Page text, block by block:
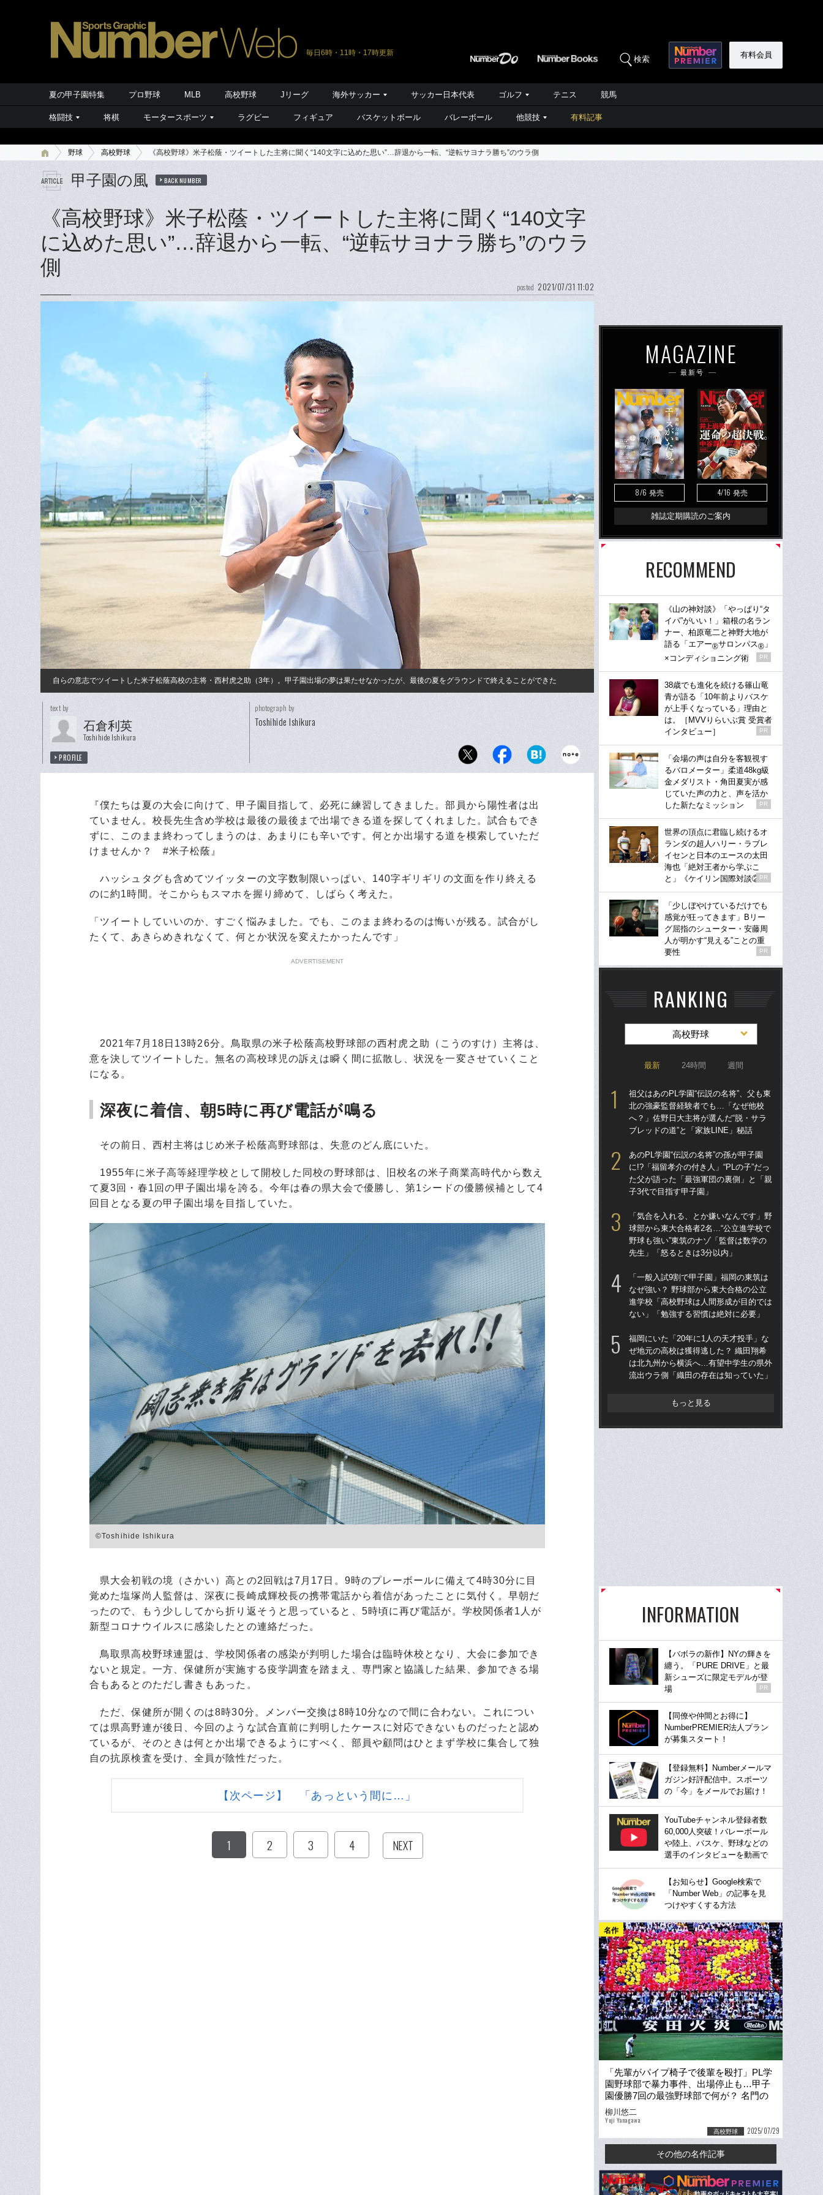
毎日6時・11時・17時更新
検索 有料会員
夏の甲子園特集 プロ野球 MLB 高校野球 Jリーグ 海外サッカー サッカー日本代表 ゴルフ テニス 競馬
格闘技 将棋 モータースポーツ ラグビー フィギュア バスケットボール バレーボール 他競技 有料記事
野球 高校野球 《高校野球》米子松蔭・ツイートした主将に聞く“140文字に込めた思い”…辞退から一転、“逆転サヨナラ勝ち”のウラ側
甲子園の風 BACK NUMBER
《高校野球》米子松蔭・ツイートした主将に聞く“140文字
に込めた思い”…辞退から一転、“逆転サヨナラ勝ち”のウラ
側
posted 2021/07/31 11:02
自らの意志でツイートした米子松蔭高校の主将・西村虎之助（3年）。甲子園出場の夢は果たせなかったが、最後の夏をグラウンドで終えることができた
text by
石倉利英
Toshihide Ishikura
PROFILE
photograph by
Toshihide Ishikura
『僕たちは夏の大会に向けて、甲子園目指して、必死に練習してきました。部員から陽性者は出
ていません。校長先生含め学校は最後の最後まで出場できる道を探してくれました。試合もでき
ずに、このまま終わってしまうのは、あまりにも辛いです。何とか出場する道を模索していただ
けませんか？ #米子松蔭』
ハッシュタグも含めてツイッターの文字数制限いっぱい、140字ギリギリの文面を作り終える
のに約1時間。そこからもスマホを握り締めて、しばらく考えた。
「ツイートしていいのか、すごく悩みました。でも、このまま終わるのは悔いが残る。試合がし
たくて、あきらめきれなくて、何とか状況を変えたかったんです」
ADVERTISEMENT
2021年7月18日13時26分。鳥取県の米子松蔭高校野球部の西村虎之助（こうのすけ）主将は、
意を決してツイートした。無名の高校球児の訴えは瞬く間に拡散し、状況を一変させていくこと
になる。
深夜に着信、朝5時に再び電話が鳴る
その前日、西村主将はじめ米子松蔭高野球部は、失意のどん底にいた。
1955年に米子高等経理学校として開校した同校の野球部は、旧校名の米子商業高時代から数え
て夏3回・春1回の甲子園出場を誇る。今年は春の県大会で優勝し、第1シードの優勝候補として4
回目となる夏の甲子園出場を目指していた。
©︎Toshihide Ishikura
県大会初戦の境（さかい）高との2回戦は7月17日。9時のプレーボールに備えて4時30分に目
覚めた塩塚尚人監督は、深夜に長崎成輝校長の携帯電話から着信があったことに気付く。早朝だ
ったので、もう少ししてから折り返そうと思っていると、5時頃に再び電話が。学校関係者1人が
新型コロナウイルスに感染したとの連絡だった。
鳥取県高校野球連盟は、学校関係者の感染が判明した場合は臨時休校となり、大会に参加でき
ないと規定。一方、保健所が実施する疫学調査を踏まえ、専門家と協議した結果、参加できる場
合もあるとのただし書きもあった。
ただ、保健所が開くのは8時30分。メンバー交換は8時10分なので間に合わない。これについ
ては県高野連が後日、今回のような試合直前に判明したケースに対応できないものだったと認め
ているが、そのときは何とか出場できるようにすべく、部員や顧問はひとまず学校に集合して独
自の抗原検査を受け、全員が陰性だった。
【次ページ】 「あっという間に…」
1 2 3 4 NEXT
MAGAZINE
最新号
8/6 発売 4/16 発売
雑誌定期購読のご案内
RECOMMEND
《山の神対談》「やっぱり“タ
イパ”がいい！」箱根の名ラン
ナー、柏原竜二と神野大地が
語る「エアー®サロンパス® 」
×コンディショニング術
PR
38歳でも進化を続ける篠山竜
青が語る「10年前よりバスケ
が上手くなっている」理由と
は。［MVVりらいぶ賞 受賞者
インタビュー］
PR
「会場の声は自分を客観視す
るバロメーター」柔道48kg級
金メダリスト・角田夏実が感
じていた声の力と、声を活か
した新たなミッション
PR
世界の頂点に君臨し続けるオ
ランダの超人ハリー・ラブレ
イセンと日本のエースの太田
海也「絶対王者から学ぶこ
と」《ケイリン国際対談②》
PR
「少しぼやけているだけでも
感覚が狂ってきます」Bリー
グ屈指のシューター・安藤周
人が明かす“見える”ことの重
要性
PR
RANKING
高校野球
最新 24時間 週間
祖父はあのPL学園“伝説の名将”、父も東
北の強豪監督経験者でも…「なぜ他校
へ？」佐野日大主将が選んだ“脱・サラ
ブレッドの道”と「家族LINE」秘話
あのPL学園“伝説の名将”の孫が甲子園
に!?「福留孝介の付き人」“PLの子”だっ
た父が語った「最強軍団の裏側」と「親
子3代で目指す甲子園」
「気合を入れる、とか嫌いなんです」野
球部から東大合格者2名…“公立進学校で
野球も強い”東筑のナゾ「監督は数学の
先生」「怒るときは3分以内」
「一般入試9割で甲子園」福岡の東筑は
なぜ強い？ 野球部から東大合格の公立
進学校「高校野球は人間形成が目的では
ない」「勉強する習慣は絶対に必要」
福岡にいた「20年に1人の天才投手」な
ぜ地元の高校は獲得逃した？ 織田翔希
は北九州から横浜へ…有望中学生の県外
流出ウラ側「織田の存在は知っていた」
もっと見る
INFORMATION
【バボラの新作】NYの輝きを
纏う。「PURE DRIVE」と最
新シューズに限定モデルが登
場
PR
【同僚や仲間とお得に】
NumberPREMIER法人プラン
が募集スタート！
【登録無料】Numberメールマ
ガジン好評配信中。スポーツ
の「今」をメールでお届け！
YouTubeチャンネル登録者数
60,000人突破！バレーボール
や陸上、バスケ、野球などの
選手のインタビューを動画で
【お知らせ】Google検索で
「Number Web」の記事を見
つけやすくする方法
名作
「先輩がパイプ椅子で後輩を殴打」PL学
園野球部で暴力事件、出場停止も…甲子
園優勝7回の最強野球部で何が？ 名門の
崩壊がはじまった日
柳川悠二
Yuji Yanagawa
高校野球 2025/07/29
その他の名作記事